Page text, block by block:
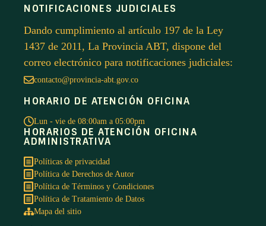
NOTIFICACIONES JUDICIALES
Dando cumplimiento al artículo 197 de la Ley
1437 de 2011, La Provincia ABT, dispone del
correo electrónico para notificaciones judiciales:
contacto@provincia-abt.gov.co
HORARIO DE ATENCIÓN OFICINA
Lun - vie de 08:00am a 05:00pm
HORARIOS DE ATENCIÓN OFICINA
ADMINISTRATIVA
Políticas de privacidad
Política de Derechos de Autor
Política de Términos y Condiciones
Política de Tratamiento de Datos
Mapa del sitio